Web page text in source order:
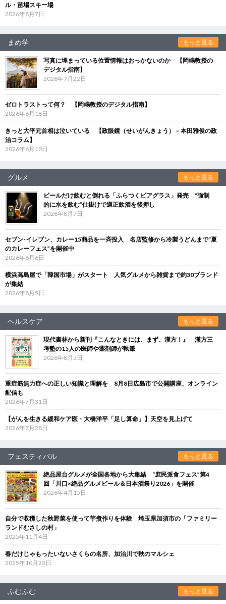
ル・苗場スキー場
2026年8月7日
まめ学 もっと見る
写真に埋まっている位置情報はおっかないのか 【岡嶋教授の
デジタル指南】
2026年7月22日
ゼロトラストって何？ 【岡嶋教授のデジタル指南】
2026年6月18日
きっと大平元首相は泣いている 【政眼鏡（せいがんきょう）－本田雅俊の政
治コラム】
2026年6月10日
グルメ もっと見る
ビールだけ飲むと倒れる「ふらつくビアグラス」発売 “強制
的に水を飲む”仕掛けで適正飲酒を後押し
2026年8月7日
セブン‐イレブン、カレー15商品を一斉投入 名店監修から冷製うどんまで“夏
のカレーフェス”を開催中
2026年8月6日
横浜高島屋で「韓国市場」がスタート 人気グルメから雑貨まで約30ブランド
が集結
2026年8月5日
ヘルスケア もっと見る
現代書林から新刊『こんなときには、まず、漢方！』 漢方三
考塾の15人の医師や薬剤師が執筆
2026年8月5日
重症筋無力症への正しい知識と理解を 8月8日広島市で公開講座、オンライン
配信も
2026年7月31日
【がんを生きる緩和ケア医・大橋洋平「足し算命」】天空を見上げて
2026年7月28日
フェスティバル もっと見る
絶品屋台グルメが全国各地から大集結 “庶民派食フェス”第4
回「川口×絶品グルメビール＆日本酒祭り2026」を開催
2026年4月15日
自分で収穫した秋野菜を使って芋煮作りを体験 埼玉県加須市の「ファミリー
ランドむさしの村」
2025年11月4日
春だけじゃもったいないさくらの名所、加治川で秋のマルシェ
2025年10月23日
ふむふむ もっと見る